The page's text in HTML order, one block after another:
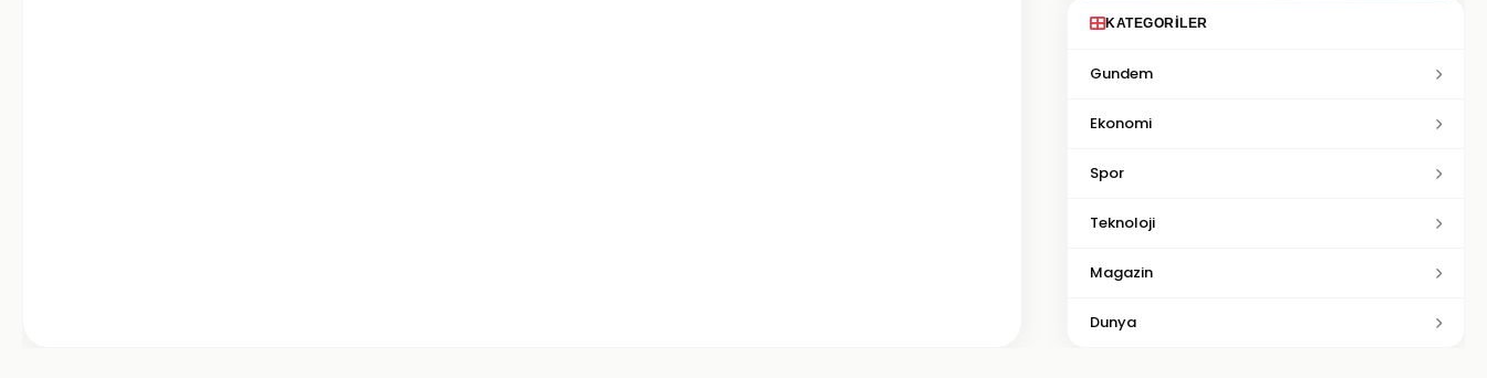
KATEGORILER
Gundem
Ekonomi
Spor
Teknoloji
Magazin
Dunya